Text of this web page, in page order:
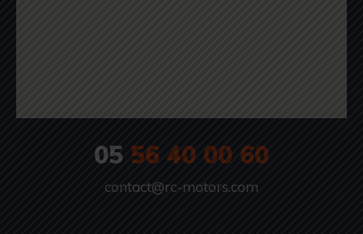
05 56 40 00 60
contact@rc-motors.com